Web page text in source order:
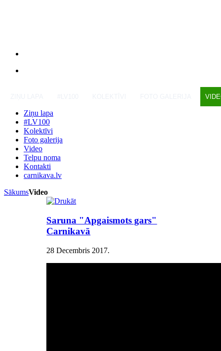
Ziņu lapa
#LV100
Kolektīvi
Foto galerija
Video
Telpu noma
Kontakti
carnikava.lv
SākumsVideo
Saruna "Apgaismots gars"
Carnikavā
28 Decembris 2017.